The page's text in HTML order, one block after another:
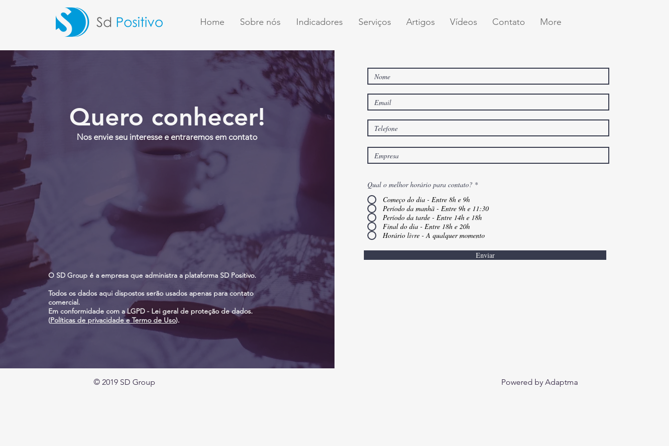
Home Sobre nós Indicadores Serviços Artigos Vídeos Contato More
Quero conhecer!
Nos envie seu interesse e entraremos em contato
O SD Group é a empresa que administra a plataforma SD Positivo.
Todos os dados aqui dispostos serão usados apenas para contato
comercial.
Em conformidade com a LGPD - Lei geral de proteção de dados.
(Políticas de privacidade e Termo de Uso).
Qual o melhor horário para contato? *
Começo do dia - Entre 8h e 9h
Período da manhã - Entre 9h e 11:30
Período da tarde - Entre 14h e 18h
Final do dia - Entre 18h e 20h
Horário livre - A qualquer momento
Enviar
© 2019 SD Group Powered by Adaptma